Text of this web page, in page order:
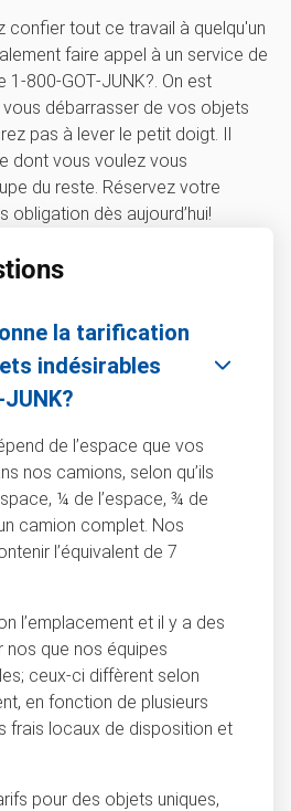
confier tout ce travail à quelqu'un
faire appel à un service de
On est
débarrasser de vos objets
pas à lever le petit doigt. Il
dont vous voulez vous
du reste. Réservez votre
obligation dès aujourd’hui!
la tarification
indésirables
de l’espace que vos
nos camions, selon qu’ils
¼ de l’espace, ¾ de
camion complet. Nos
l’équivalent de 7
l’emplacement et il y a des
nos que nos équipes
ceux-ci diffèrent selon
en fonction de plusieurs
frais locaux de disposition et
pour des objets uniques,